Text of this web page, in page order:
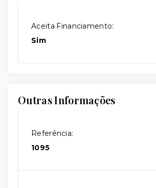
Aceita Financiamento:
Sim
Outras Informações
Referência:
1095